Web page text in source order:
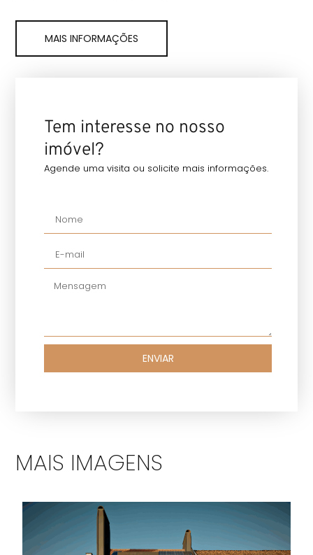
MAIS INFORMAÇÕES
Tem interesse no nosso
imóvel?
Agende uma visita ou solicite mais informações.
ENVIAR
MAIS IMAGENS